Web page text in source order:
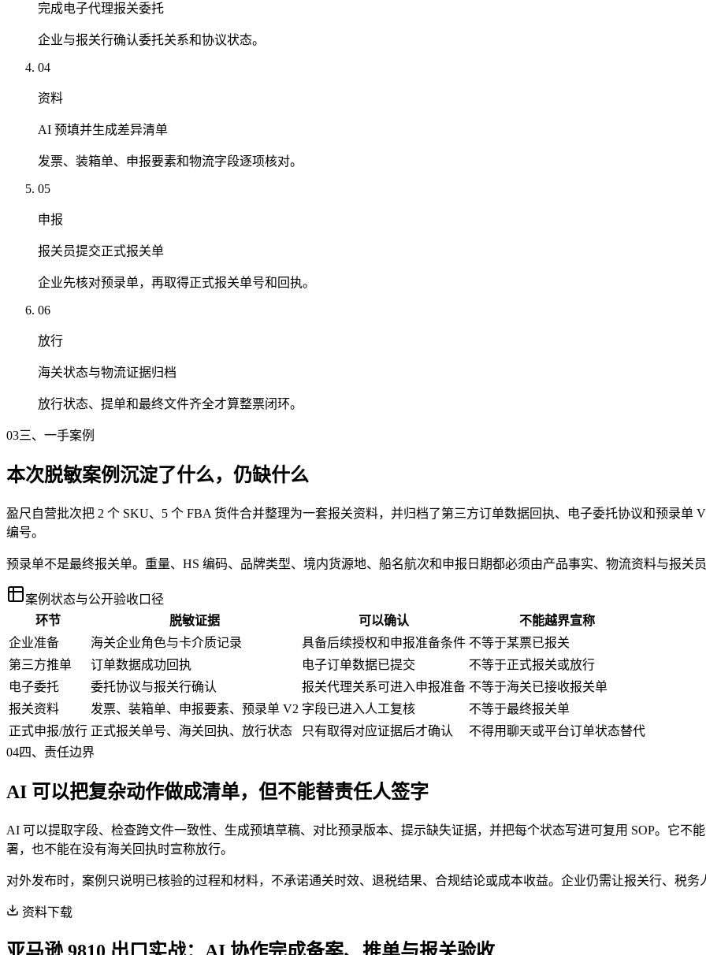
完成电子代理报关委托
企业与报关行确认委托关系和协议状态。
04
资料
AI 预填并生成差异清单
发票、装箱单、申报要素和物流字段逐项核对。
05
申报
报关员提交正式报关单
企业先核对预录单，再取得正式报关单号和回执。
06
放行
海关状态与物流证据归档
放行状态、提单和最终文件齐全才算整票闭环。
03三、一手案例
本次脱敏案例沉淀了什么，仍缺什么
盈尺自营批次把 2 个 SKU、5 个 FBA 货件合并整理为一套报关资料，并归档了第三方订单数据回执、电子委托协议和预录单
编号。
预录单不是最终报关单。重量、HS 编码、品牌类型、境内货源地、船名航次和申报日期都必须由产品事实、物流资料与报关
案例状态与公开验收口径
环节
脱敏证据 可以确认
不能越界宣称
企业准备
海关企业角色与卡介质记录 具备后续授权和申报准备条件 不等于某票已报关
第三方推单
订单数据成功回执 电子订单数据已提交
不等于正式报关或放行
电子委托
委托协议与报关行确认 报关代理关系可进入申报准备 不等于海关已接收报关单
报关资料
发票、装箱单、申报要素、预录单 V2 字段已进入人工复核
不等于最终报关单
正式申报/放行 正式报关单号、海关回执、放行状态 只有取得对应证据后才确认
不得用聊天或平台订单状态替代
04四、责任边界
AI 可以把复杂动作做成清单，但不能替责任人签字
AI 可以提取字段、检查跨文件一致性、生成预填草稿、对比预录版本、提示缺失证据，并把每个状态写进可复用 SOP。它不
署，也不能在没有海关回执时宣称放行。
对外发布时，案例只说明已核验的过程和材料，不承诺通关时效、退税结果、合规结论或成本收益。企业仍需让报关行、税
资料下载